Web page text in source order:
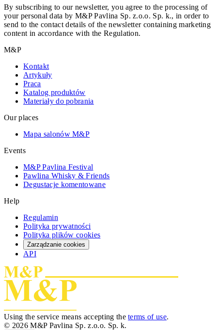
By subscribing to our newsletter, you agree to the processing of
your personal data by M&P Pavlina Sp. z.o.o. Sp. k., in order to
send to the contact details of the newsletter containing marketing
content in accordance with the Regulation.
M&P
Kontakt
Artykuły
Praca
Katalog produktów
Materiały do pobrania
Our places
Mapa salonów M&P
Events
M&P Pavlina Festival
Pawlina Whisky & Friends
Degustacje komentowane
Help
Regulamin
Polityka prywatności
Polityka plików cookies
Zarządzanie cookies
API
Using the service means accepting theterms of use.
© 2026 M&P Pavlina Sp. z.o.o. Sp. k.